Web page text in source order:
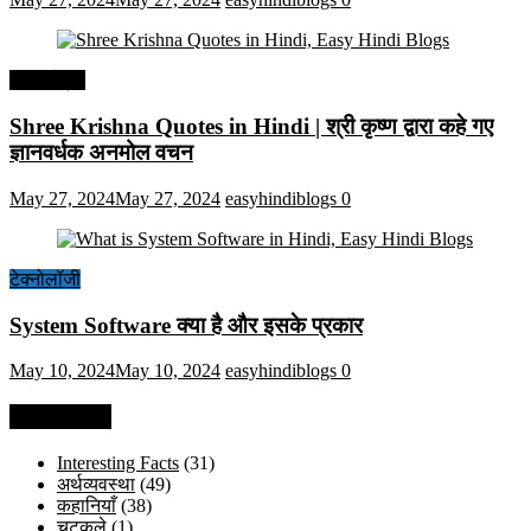
Shree Krishna Quotes in Hindi | श्री कृष्ण द्वारा कहे गए
ज्ञानवर्धक अनमोल वचन
May 27, 2024May 27, 2024 easyhindiblogs 0
टेक्नोलॉजी
System Software क्या है और इसके प्रकार
May 10, 2024May 10, 2024 easyhindiblogs 0
Interesting Facts (31)
अर्थव्यवस्था (49)
कहानियाँ(38)
चुटकुले (1)